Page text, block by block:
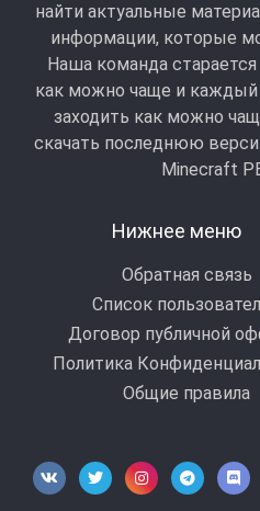
найти актуальные
информации, которые
Наша команда
как можно чаще и каждый
заходить как можно
скачать последнюю
Minecraft
Нижнее меню
Обратная связь
Список
Договор публичной
Политика
Общие правила